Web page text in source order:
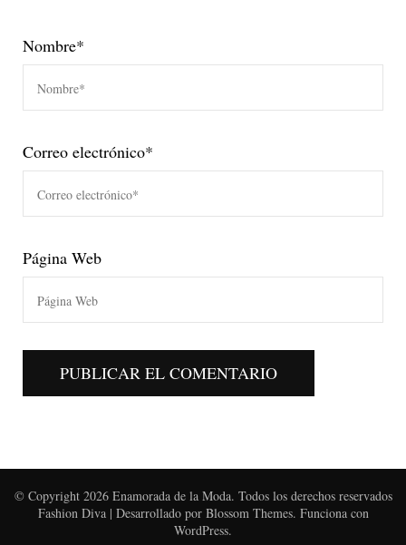
Nombre*
Correo electrónico*
Página Web
© Copyright 2026 Enamorada de la Moda. Todos los derechos reservados
Fashion Diva | Desarrollado por Blossom Themes. Funciona con
WordPress.